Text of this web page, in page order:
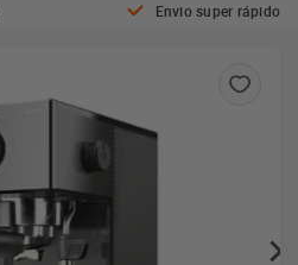
Envio super rápido